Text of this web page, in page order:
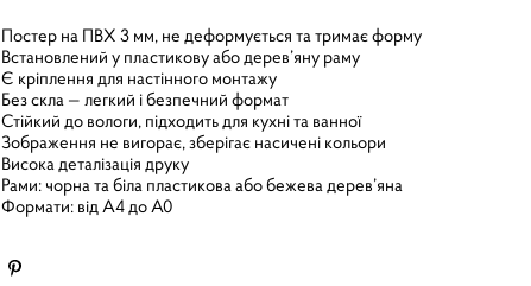
Постер на ПВХ 3 мм, не деформується та тримає форму
Встановлений у пластикову або дерев’яну раму
Є кріплення для настінного монтажу
Без скла — легкий і безпечний формат
Стійкий до вологи, підходить для кухні та ванної
Зображення не вигорає, зберігає насичені кольори
Висока деталізація друку
Рами: чорна та біла пластикова або бежева дерев’яна
Формати: від A4 до A0